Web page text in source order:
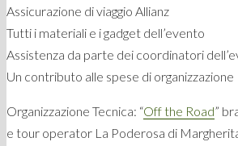
Assicurazione di viaggio Allianz
Tutti i materiali e i gadget dell’evento
Assistenza da parte dei coordinatori
Un contributo alle spese di organizzazione
Organizzazione Tecnica: “Off the Road”
e tour operator La Poderosa di